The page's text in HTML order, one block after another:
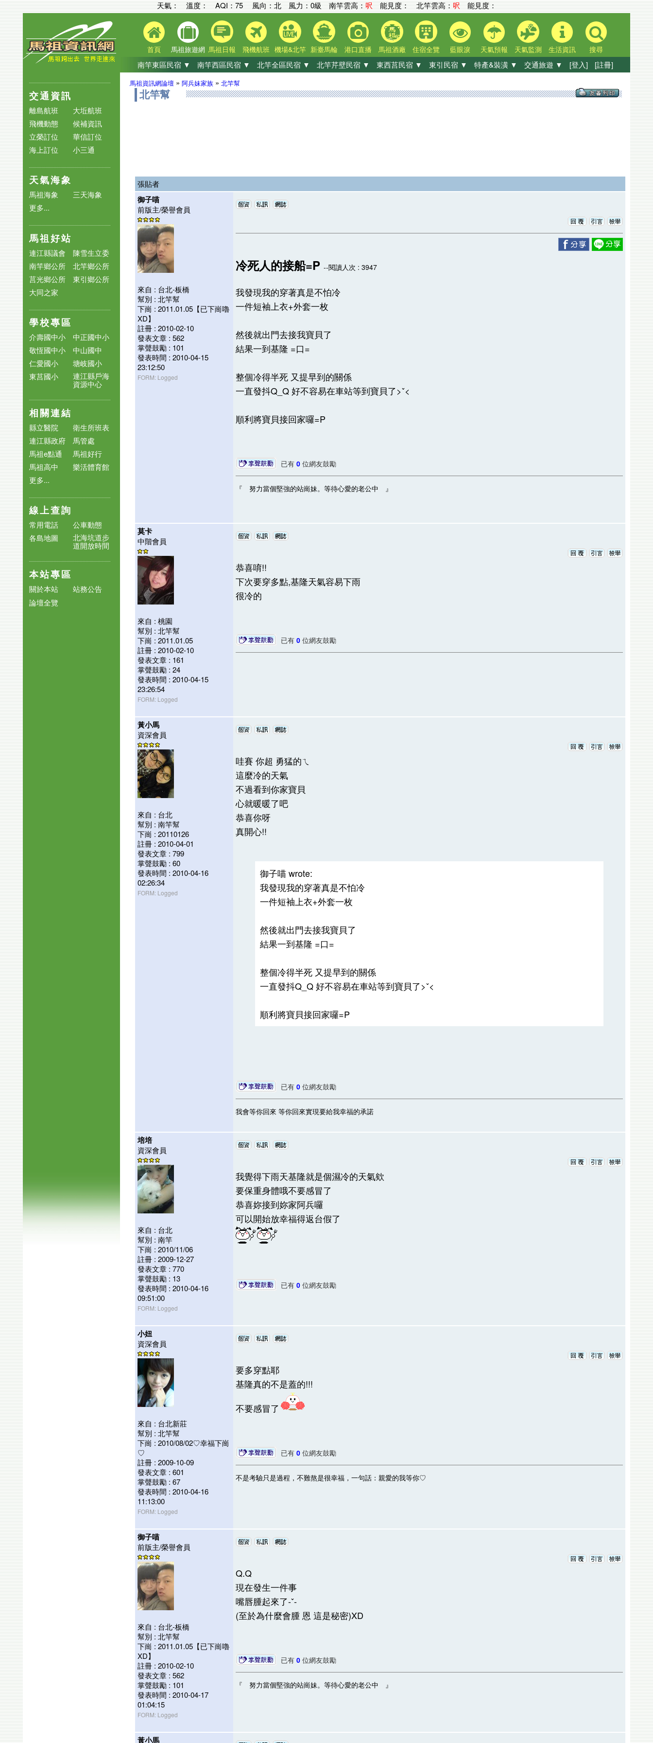
天氣： 溫度：AQI：75 風向：北 風力：0級南竿雲高：呎能見度：北竿雲高：呎能見度：
首頁 馬祖旅遊網 馬祖日報 飛機航班 機場&北竿 新臺馬輪 港口直播 馬祖酒廠 住宿全覽 藍眼淚 天氣預報 天氣監測 生活資訊 搜尋
南竿東區民宿 ▼ 南竿西區民宿 ▼ 北竿全區民宿 ▼ 北竿芹壁民宿 ▼ 東西莒民宿 ▼ 東引民宿 ▼ 特產&裝潢 ▼ 交通旅遊 ▼ [登入] [註冊]
交通資訊
離島航班
大坵航班
飛機動態
候補資訊
立榮訂位
華信訂位
海上訂位
小三通
天氣海象
馬祖海象
三天海象
更多...
馬祖好站
連江縣議會
陳雪生立委
南竿鄉公所
北竿鄉公所
莒光鄉公所
東引鄉公所
大同之家
學校專區
介壽國中小
中正國中小
敬恆國中小
中山國中
仁愛國小
塘岐國小
東莒國小
連江縣戶海
資源中心
相關連結
縣立醫院
衛生所班表
連江縣政府
馬管處
馬祖e點通
馬祖好行
馬祖高中
樂活體育館
更多...
線上查詢
常用電話
公車動態
各島地圖
北海坑道步
道開放時間
本站專區
關於本站
站務公告
論壇全覽
馬祖資訊網論壇 » 阿兵妹家族 » 北竿幫
北竿幫
張貼者
御子喵
前版主/榮譽會員
來自 : 台北-板橋
幫別 : 北竿幫
下崗 : 2011.01.05【已下崗嚕
XD】
註冊 : 2010-02-10
發表文章 : 562
掌聲鼓勵 : 101
發表時間 : 2010-04-15
23:12:50
FORM: Logged
冷死人的接船=P --閱讀人次 : 3947
我發現我的穿著真是不怕冷
一件短袖上衣+外套一枚
然後就出門去接我寶貝了
結果一到基隆 =口=
整個冷得半死 又提早到的關係
一直發抖Q_Q 好不容易在車站等到寶貝了>ˇ<
順利將寶貝接回家囉=P
已有 0位網友鼓勵
『 努力當個堅強的站崗妹。等待心愛的老公中 』
莫卡
中階會員
來自 : 桃園
幫別 : 北竿幫
下崗 : 2011.01.05
註冊 : 2010-02-10
發表文章 : 161
掌聲鼓勵 : 24
發表時間 : 2010-04-15
23:26:54
FORM: Logged
恭喜唷!!
下次要穿多點,基隆天氣容易下雨
很冷的
已有 0位網友鼓勵
黃小馬
資深會員
來自 : 台北
幫別 : 南竿幫
下崗 : 20110126
註冊 : 2010-04-01
發表文章 : 799
掌聲鼓勵 : 60
發表時間 : 2010-04-16
02:26:34
FORM: Logged
哇賽 你超 勇猛的ㄟ
這麼冷的天氣
不過看到你家寶貝
心就暖暖了吧
恭喜你呀
真開心!!
御子喵 wrote:
我發現我的穿著真是不怕冷
一件短袖上衣+外套一枚
然後就出門去接我寶貝了
結果一到基隆 =口=
整個冷得半死 又提早到的關係
一直發抖Q_Q 好不容易在車站等到寶貝了>ˇ<
順利將寶貝接回家囉=P
已有 0位網友鼓勵
我會等你回來 等你回來實現要給我幸福的承諾
培培
資深會員
來自 : 台北
幫別 : 南竿
下崗 : 2010/11/06
註冊 : 2009-12-27
發表文章 : 770
掌聲鼓勵 : 13
發表時間 : 2010-04-16
09:51:00
FORM: Logged
我覺得下雨天基隆就是個濕冷的天氣欸
要保重身體哦不要感冒了
恭喜妳接到妳家阿兵囉
可以開始放幸福得返台假了
已有 0位網友鼓勵
小妞
資深會員
來自 : 台北新莊
幫別 : 北竿幫
下崗 : 2010/08/02♡幸福下崗
♡
註冊 : 2009-10-09
發表文章 : 601
掌聲鼓勵 : 67
發表時間 : 2010-04-16
11:13:00
FORM: Logged
要多穿點耶
基隆真的不是蓋的!!!
不要感冒了
已有 0位網友鼓勵
不是考驗只是過程，不難熬是很幸福，一句話：親愛的我等你♡
御子喵
前版主/榮譽會員
來自 : 台北-板橋
幫別 : 北竿幫
下崗 : 2011.01.05【已下崗嚕
XD】
註冊 : 2010-02-10
發表文章 : 562
掌聲鼓勵 : 101
發表時間 : 2010-04-17
01:04:15
FORM: Logged
Q.Q
現在發生一件事
嘴唇腫起來了-ˇ-
(至於為什麼會腫 恩 這是秘密)XD
已有 0位網友鼓勵
『 努力當個堅強的站崗妹。等待心愛的老公中 』
黃小馬